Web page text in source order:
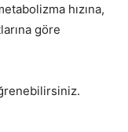
hızına,
göre